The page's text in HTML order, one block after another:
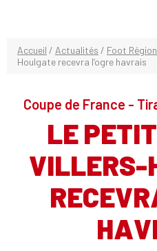
Accueil / Actualités / Foot
Houlgate recevra l’ogre havrais
Coupe de France -
LE
VILLERS-